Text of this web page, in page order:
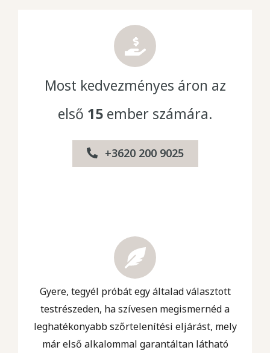
Most kedvezményes áron az
első 15 ember számára.
+3620 200 9025
Gyere, tegyél próbát egy általad választott
testrészeden, ha szívesen megismernéd a
leghatékonyabb szőrtelenítési eljárást, mely
már első alkalommal garantáltan látható